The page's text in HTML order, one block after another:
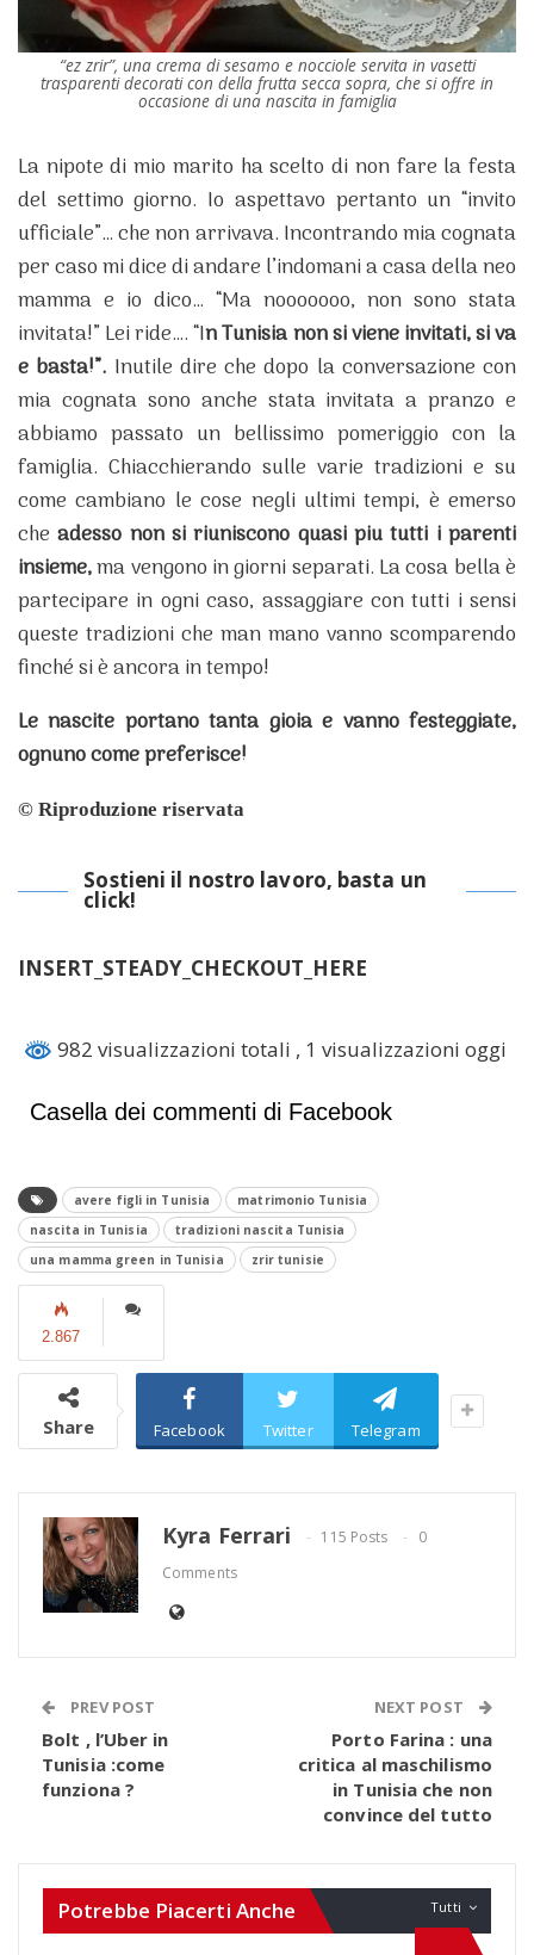
“ez zrir”, una crema di sesamo e nocciole servita in vasetti
trasparenti decorati con della frutta secca sopra, che si offre in
occasione di una nascita in famiglia
La nipote di mio marito ha scelto di non fare la festa
del settimo giorno. Io aspettavo pertanto un “invito
ufficiale”… che non arrivava. Incontrando mia cognata
per caso mi dice di andare l’indomani a casa della neo
mamma e io dico… “Ma nooooooo, non sono stata
invitata!” Lei ride…. “In Tunisia non si viene invitati, si va
e basta!”. Inutile dire che dopo la conversazione con
mia cognata sono anche stata invitata a pranzo e
abbiamo passato un bellissimo pomeriggio con la
famiglia. Chiacchierando sulle varie tradizioni e su
come cambiano le cose negli ultimi tempi, è emerso
cheadesso non si riuniscono quasi piu tutti i parenti
insieme,ma vengono in giorni separati. La cosa bella è
partecipare in ogni caso, assaggiare con tutti i sensi
queste tradizioni che man mano vanno scomparendo
finché si è ancora in tempo!
Le nascite portano tanta gioia e vanno festeggiate,
ognuno come preferisce!
© Riproduzione riservata
Sostieni il nostro lavoro, basta un
click!
INSERT_STEADY_CHECKOUT_HERE
982 visualizzazioni totali , 1 visualizzazioni oggi
Casella dei commenti di Facebook
avere figli in Tunisia
matrimonio Tunisia
nascita in Tunisia
tradizioni nascita Tunisia
una mamma green in Tunisia
zrir tunisie
2.867
Share Facebook Twitter Telegram
Kyra Ferrari 115 Posts
0
Comments
PREV POST
Bolt , l’Uber in
Tunisia :come
funziona ?
NEXT POST
Porto Farina : una
critica al maschilismo
in Tunisia che non
convince del tutto
Tutti
Potrebbe Piacerti Anche